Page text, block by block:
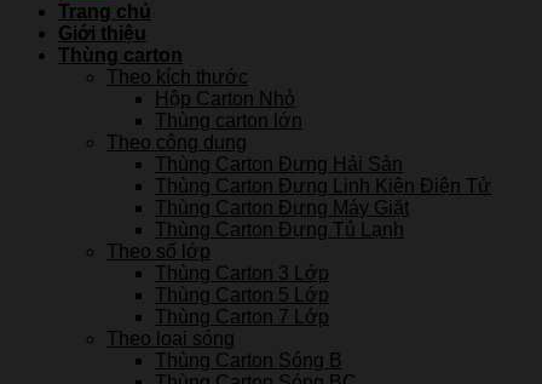
Trang chủ
Giới thiệu
Thùng carton
Theo kích thước
Hộp Carton Nhỏ
Thùng carton lớn
Theo công dụng
Thùng Carton Đựng Hải Sản
Thùng Carton Đựng Linh Kiện Điện Tử
Thùng Carton Đựng Máy Giặt
Thùng Carton Đựng Tủ Lạnh
Theo số lớp
Thùng Carton 3 Lớp
Thùng Carton 5 Lớp
Thùng Carton 7 Lớp
Theo loại sóng
Thùng Carton Sóng B